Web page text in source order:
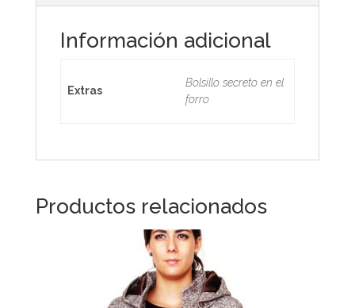
Información adicional
Extras
Bolsillo secreto en el
forro
Productos relacionados